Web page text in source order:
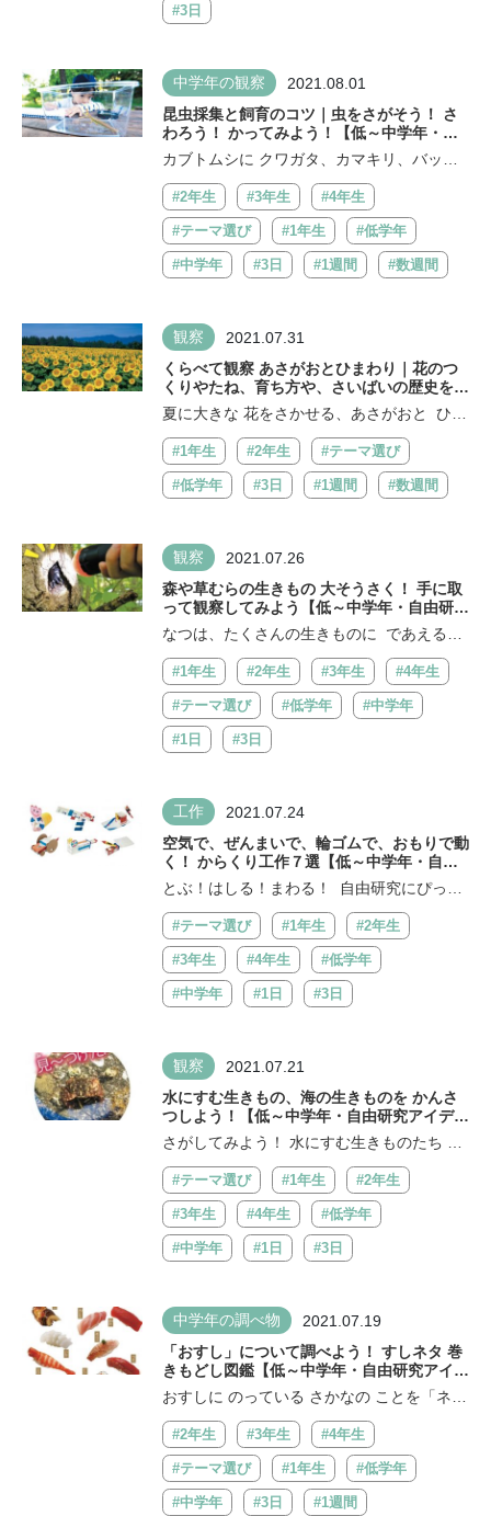
#3日
中学年の観察 2021.08.01
昆虫採集と飼育のコツ｜虫をさがそう！ さ
わろう！ かってみよう！【低～中学年・自
由研究アイデア】
カブトムシに クワガタ、カマキリ、バッ
タ...。 かっこいい虫に 出あ...
#2年生
#3年生 #4年生
#テーマ選び #1年生 #低学年
#中学年 #3日 #1週間 #数週間
観察 2021.07.31
くらべて観察 あさがおとひまわり｜花のつ
くりやたね、育ち方や、さいばいの歴史をま
とめてみよう【低学年・自由研究アイデア】
夏に大きな 花をさかせる、あさがおと ひま
わり。同じ花でも こんなにち...
#1年生
#2年生 #テーマ選び
#低学年 #3日 #1週間 #数週間
観察 2021.07.26
森や草むらの生きもの 大そうさく！ 手に取
って観察してみよう【低～中学年・自由研究
アイデア】
なつは、たくさんの生きものに であえるき
せつ。 森にすむ生きものたちを、...
#1年生
#2年生 #3年生 #4年生
#テーマ選び #低学年 #中学年
#1日 #3日
工作 2021.07.24
空気で、ぜんまいで、輪ゴムで、おもりで動
く！ からくり工作７選【低～中学年・自由
研究 工作アイデア】
とぶ！はしる！まわる！ 自由研究にぴった
りの、動く工作にちょうせんしよう。 空...
#テーマ選び
#1年生 #2年生
#3年生 #4年生 #低学年
#中学年 #1日 #3日
観察 2021.07.21
水にすむ生きもの、海の生きものを かんさ
つしよう！【低～中学年・自由研究アイデ
ア】
さがしてみよう！ 水にすむ生きものたち 池
や ぬまの水は にごってい...
#テーマ選び
#1年生 #2年生
#3年生 #4年生 #低学年
#中学年 #1日 #3日
中学年の調べ物 2021.07.19
「おすし」について調べよう！ すしネタ 巻
きもどし図鑑【低～中学年・自由研究アイデ
ア】
おすしに のっている さかなの ことを「ネ
タ」というよ。人気すしネタの、もとの ...
#2年生
#3年生 #4年生
#テーマ選び #1年生 #低学年
#中学年 #3日 #1週間